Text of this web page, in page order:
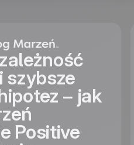
szybsze
– jak
Positive